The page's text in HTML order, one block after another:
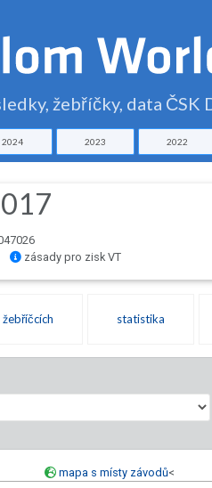
žebříčky, data ČSK
2024 2023 2022
zásady pro zisk VT
statistika
mapa s místy závodů<